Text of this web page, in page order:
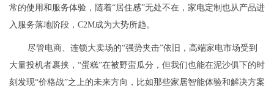
常的使用和服务体验，随着“居住感”无处不在，家电定制也从产品进
入服务落地阶段，C2M成为大势所趋。
尽管电商、连锁大卖场的“强势夹击”依旧，高端家电市场受到
大量投机者裹挟，“蛋糕”在被野蛮瓜分，但我们也能在泥沙俱下的时
刻发现“价格战”之上的未来方向，比如那些家居智能体验和解决方案